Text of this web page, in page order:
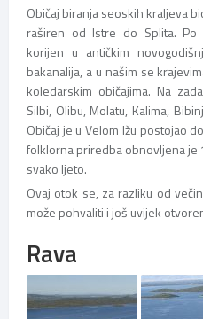
Običaj biranja seoskih kraljeva
raširen od Istre do Splita. Po
korijen u antičkim
bakanalija, a u našim se
koledarskim običajima. Na
Silbi, Olibu, Molatu, Kalima,
Običaj je u Velom Ižu postojao
folklorna priredba obnovljena je
svako ljeto.
Ovaj otok se, za razliku od
može pohvaliti i još uvijek
Rava